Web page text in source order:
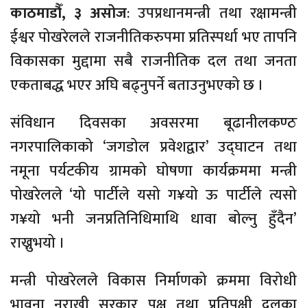
काठमाडौँ, ३ असोज: उपप्रधानमन्त्री तथा रक्षामन्त्री
ईश्वर पोखरेलले राजनीतिकरुपमा प्रतिस्पर्धा भए तापनि
विकासका मुद्दामा सबै राजनीतिक दल तथा जनता
एकताबद्ध भएर अघि बढ्नुपर्ने बताउनुभएको छ ।
संविधान दिवसका अवसरमा बूढानीलकण्ठ
नगरपालिकाको ‘जगडोल प्रवेशद्वार’ उद्घाटन तथा
नमूना पर्यटकीय ग्रामको घोषणा कार्यक्रममा मन्त्री
पोखरेलले ‘यो पार्टीले यसो ग¥यो ऊ पार्टीले त्यसो
ग¥यो भनी जनप्रतिनिधिमाथि धावा बोल्नु हुँदैन’
राख्नुभयो ।
मन्त्री पोखरेलले विकास निर्माणको क्रममा विरोधी